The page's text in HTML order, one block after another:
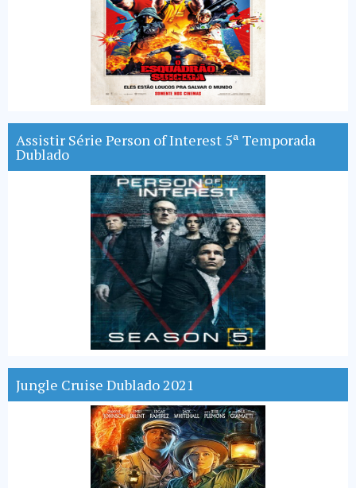
Assistir Série Person of Interest 5ª Temporada
Dublado
Jungle Cruise Dublado 2021